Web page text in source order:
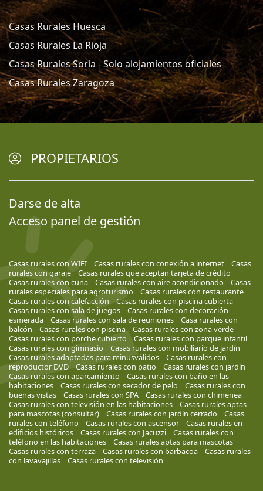
Casas Rurales Huesca
Casas Rurales La Rioja
Casas Rurales Soria - Solo alojamientos oficiales
Casas Rurales Zaragoza
PROPIETARIOS
Darse de alta
Acceso panel de gestión
Casas rurales con WIFI Casas rurales con conexión a internet
Casas
rurales con garaje
Casas rurales que aceptan tarjeta de crédito
Casas rurales con cuna
Casas rurales con aire acondicionado
Casas
rurales especiales para agroturismo
Casas rurales con restaurante
Casas rurales con calefacción
Casas rurales con piscina cubierta
Casas rurales con sala de juegos
Casas rurales con decoración
esmerada
Casas rurales con sala de reuniones
Casa rurales con
balcón
Casas rurales con piscina
Casas rurales con zona verde
Casas rurales con porche cubierto
Casas rurales con parque infantil
Casas rurales con gimnasio
Casas rurales con mobiliario de jardín
Casas rurales adaptadas para minusválidos
Casas rurales con
reproductor DVD
Casas rurales con patio
Casas rurales con jardín
Casas rurales con aparcamiento
Casas rurales con baño en las
habitaciones
Casas rurales con secador de pelo
Casas rurales con
buenas vistas
Casas rurales con SPA
Casas rurales con chimenea
Casas rurales con televisión en las habitaciones
Casas rurales aptas
para mascotas (consultar)
Casas rurales con jardín cerrado
Casas
rurales con teléfono
Casas rurales con ascensor
Casas rurales en
edificios históricos
Casas rurales con Jacuzzi
Casas rurales con
teléfono en las habitaciones
Casas rurales aptas para mascotas
Casas rurales con terraza
Casas rurales con barbacoa
Casas rurales
con lavavajillas
Casas rurales con televisión